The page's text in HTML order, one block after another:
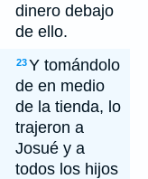
dinero debajo
de ello.
23Y tomándolo
de en medio
de la tienda, lo
trajeron a
Josué y a
todos los hijos